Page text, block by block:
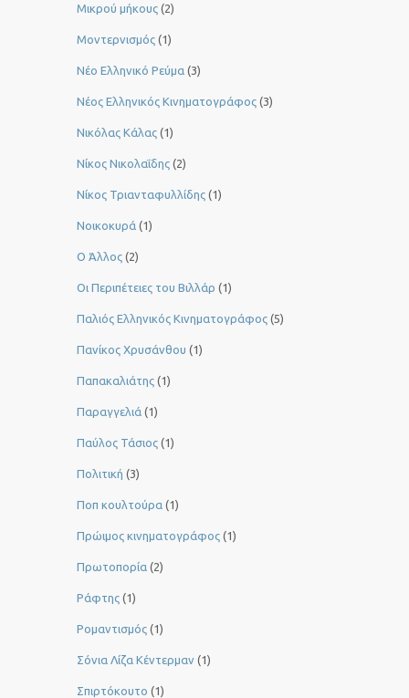
Μικρού μήκους (2)
Μοντερνισμός (1)
Νέο Ελληνικό Ρεύμα (3)
Νέος Ελληνικός Κινηματογράφος (3)
Νικόλας Κάλας (1)
Νίκος Νικολαΐδης (2)
Νίκος Τριανταφυλλίδης (1)
Νοικοκυρά (1)
Ο Άλλος (2)
Οι Περιπέτειες του Βιλλάρ (1)
Παλιός Ελληνικός Κινηματογράφος (5)
Πανίκος Χρυσάνθου (1)
Παπακαλιάτης (1)
Παραγγελιά (1)
Παύλος Τάσιος (1)
Πολιτική (3)
Ποπ κουλτούρα (1)
Πρώιμος κινηματογράφος (1)
Πρωτοπορία (2)
Ράφτης (1)
Ρομαντισμός (1)
Σόνια Λίζα Κέντερμαν (1)
Σπιρτόκουτο (1)